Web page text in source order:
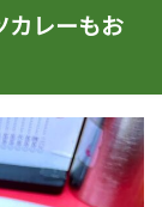
カレーもお